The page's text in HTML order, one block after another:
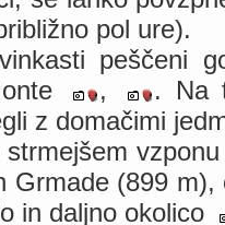
pol ure).
peščeni
,
. Na
z domačimi
strmejšem
Grmade (899
in daljno okolico